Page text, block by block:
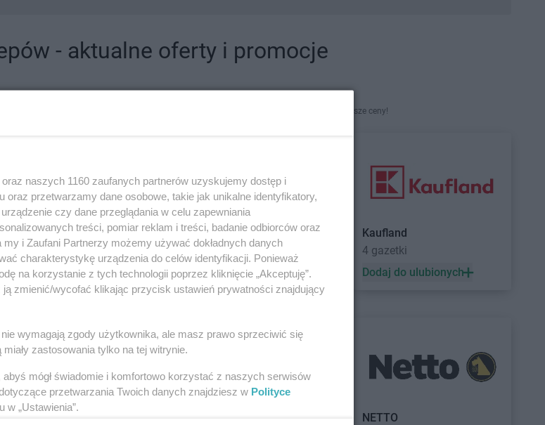
- aktualne oferty i promocje
do lokalnych sieci oraz duże, znane super- i hipermarkety. Najlepsze promocje i najniższe ceny!
PEPCO
Brak gazetek
Dodaj do ulubionych
dino
1 gazetka
Dodaj do ulubionych
Kaufland
4 gazetki
Dodaj do ulubionych
NETTO
naszych 1160 zaufanych partnerów uzyskujemy dostęp i
oraz przetwarzamy dane osobowe, takie jak unikalne identyfikatory,
czy dane przeglądania w celu zapewniania
treści, pomiar reklam i treści, badanie odbiorców oraz
my i Zaufani Partnerzy możemy używać dokładnych danych
charakterystykę urządzenia do celów identyfikacji. Ponieważ
na korzystanie z tych technologii poprzez kliknięcie „Akceptuję”.
zmienić/wycofać klikając przycisk ustawień prywatności znajdujący
nie wymagają zgody użytkownika, ale masz prawo sprzeciwić się
zastosowania tylko na tej witrynie.
mógł świadomie i komfortowo korzystać z naszych serwisów
przetwarzania Twoich danych znajdziesz w Polityce
w „Ustawienia”.